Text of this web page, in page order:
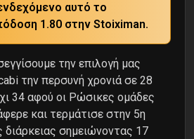
αυτό το
1.80 στην Stoiximan.
την επιλογή μας
την περσυνή χρονιά σε 28
34 αφού οι Ρώσικες ομάδες
και τερμάτισε στην 5η
διάρκειας σημειώνοντας 17